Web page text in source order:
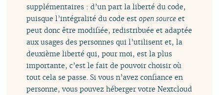
supplémentaires : d’un part la liberté du code,
puisque l’intégralité du code estopen source et
peut donc être modifiée, redistribuée et adaptée
aux usages des personnes qui l’utilisent et, la
deuxième liberté qui, pour moi, est la plus
importante, c’est le fait de pouvoir choisir où
tout cela se passe. Si vous n’avez confiance en
personne, vous pouvez héberger votre Nextcloud